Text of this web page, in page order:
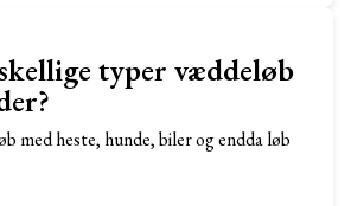
typer væddeløb
med heste, hunde, biler og endda løb